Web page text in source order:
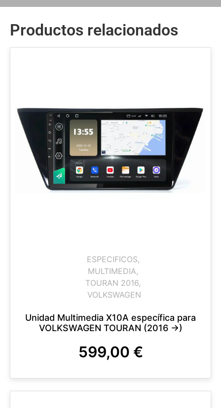
Productos relacionados
ESPECIFICOS,
MULTIMEDIA,
TOURAN 2016,
VOLKSWAGEN
Unidad Multimedia X10A específica para
VOLKSWAGEN TOURAN (2016 ->)
599,00 €